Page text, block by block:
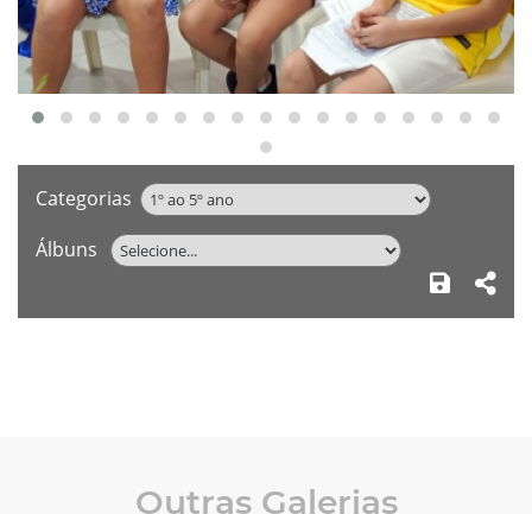
Categorias
Álbuns
Outras Galerias